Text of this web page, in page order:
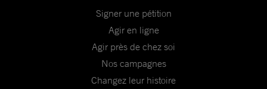
Signer une pétition
Agir en ligne
Agir près de chez soi
Nos campagnes
Changez leur histoire